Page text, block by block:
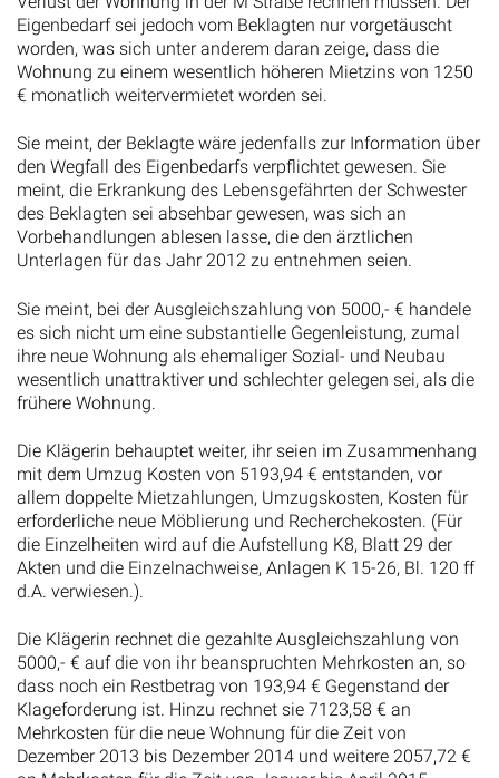
Eigenbedarf sei jedoch vom Beklagten nur vorgetäuscht
worden, was sich unter anderem daran zeige, dass die
Wohnung zu einem wesentlich höheren Mietzins von 1250
€ monatlich weitervermietet worden sei.
Sie meint, der Beklagte wäre jedenfalls zur Information über
den Wegfall des Eigenbedarfs verpflichtet gewesen. Sie
meint, die Erkrankung des Lebensgefährten der Schwester
des Beklagten sei absehbar gewesen, was sich an
Vorbehandlungen ablesen lasse, die den ärztlichen
Unterlagen für das Jahr 2012 zu entnehmen seien.
Sie meint, bei der Ausgleichszahlung von 5000,- € handele
es sich nicht um eine substantielle Gegenleistung, zumal
ihre neue Wohnung als ehemaliger Sozial- und Neubau
wesentlich unattraktiver und schlechter gelegen sei, als die
frühere Wohnung.
Die Klägerin behauptet weiter, ihr seien im Zusammenhang
mit dem Umzug Kosten von 5193,94 € entstanden, vor
allem doppelte Mietzahlungen, Umzugskosten, Kosten für
erforderliche neue Möblierung und Recherchekosten. (Für
die Einzelheiten wird auf die Aufstellung K8, Blatt 29 der
Akten und die Einzelnachweise, Anlagen K 15-26, Bl. 120 ff
d.A. verwiesen.).
Die Klägerin rechnet die gezahlte Ausgleichszahlung von
5000,- € auf die von ihr beanspruchten Mehrkosten an, so
dass noch ein Restbetrag von 193,94 € Gegenstand der
Klageforderung ist. Hinzu rechnet sie 7123,58 € an
Mehrkosten für die neue Wohnung für die Zeit von
Dezember 2013 bis Dezember 2014 und weitere 2057,72 €